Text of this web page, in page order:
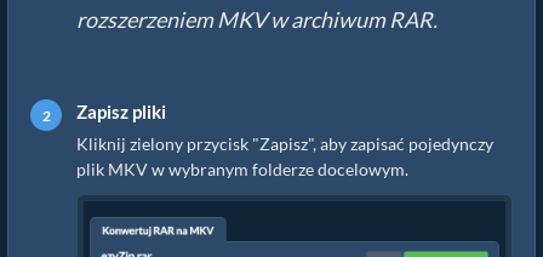
rozszerzeniem MKV w archiwum RAR.
Zapisz pliki
Kliknij zielony przycisk "Zapisz", aby zapisać pojedynczy
plik MKV w wybranym folderze docelowym.